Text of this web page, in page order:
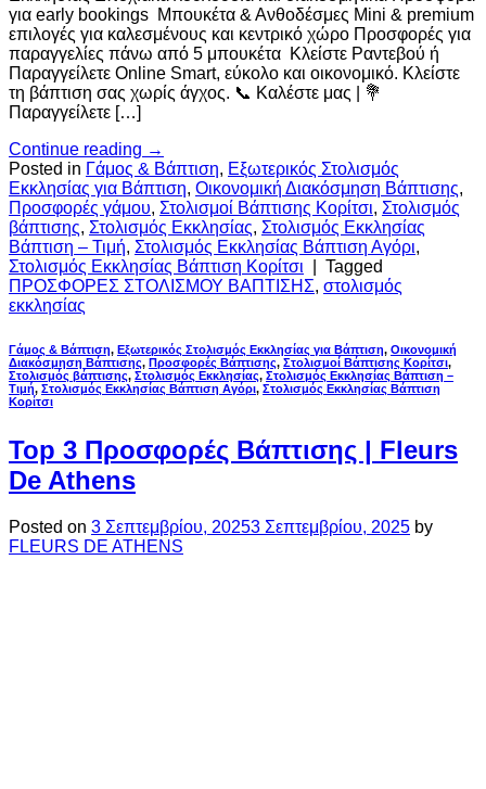
για early bookings Μπουκέτα & Ανθοδέσμες Mini & premium
επιλογές για καλεσμένους και κεντρικό χώρο Προσφορές για
παραγγελίες πάνω από 5 μπουκέτα Κλείστε Ραντεβού ή
Παραγγείλετε Online Smart, εύκολο και οικονομικό. Κλείστε
τη βάπτιση σας χωρίς άγχος. 📞 Καλέστε μας | 💐
Παραγγείλετε […]
Continue reading →
Posted in Γάμος & Βάπτιση, Εξωτερικός Στολισμός
Εκκλησίας για Βάπτιση, Οικονομική Διακόσμηση Βάπτισης,
Προσφορές γάμου, Στολισμοί Βάπτισης Κορίτσι, Στολισμός
βάπτισης, Στολισμός Εκκλησίας, Στολισμός Εκκλησίας
Βάπτιση – Τιμή, Στολισμός Εκκλησίας Βάπτιση Αγόρι,
Στολισμός Εκκλησίας Βάπτιση Κορίτσι
Tagged
ΠΡΟΣΦΟΡΕΣ ΣΤΟΛΙΣΜΟΥ ΒΑΠΤΙΣΗΣ, στολισμός
εκκλησίας
Γάμος & Βάπτιση, Εξωτερικός Στολισμός Εκκλησίας για Βάπτιση, Οικονομική
Διακόσμηση Βάπτισης, Προσφορές Βάπτισης, Στολισμοί Βάπτισης Κορίτσι,
Στολισμός βάπτισης, Στολισμός Εκκλησίας, Στολισμός Εκκλησίας Βάπτιση –
Τιμή, Στολισμός Εκκλησίας Βάπτιση Αγόρι, Στολισμός Εκκλησίας Βάπτιση
Κορίτσι
Top 3 Προσφορές Βάπτισης | Fleurs
De Athens
Posted on 3 Σεπτεμβρίου, 20253 Σεπτεμβρίου, 2025 by
FLEURS DE ATHENS